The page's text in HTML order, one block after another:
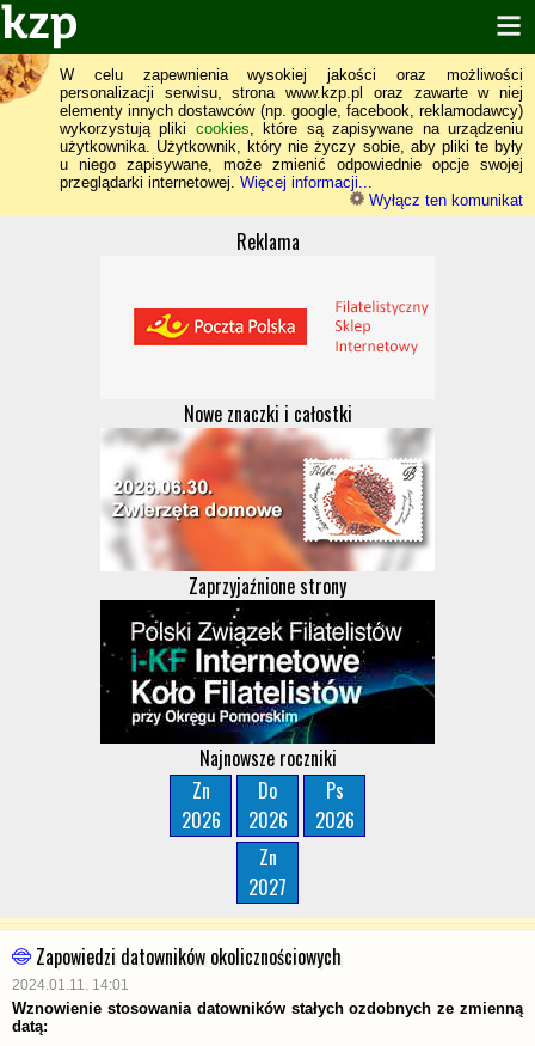
W celu zapewnienia wysokiej jakości oraz możliwości
personalizacji serwisu, strona www.kzp.pl oraz zawarte w niej
elementy innych dostawców (np. google, facebook, reklamodawcy)
wykorzystują pliki cookies, które są zapisywane na urządzeniu
użytkownika. Użytkownik, który nie życzy sobie, aby pliki te były
u niego zapisywane, może zmienić odpowiednie opcje swojej
przeglądarki internetowej. Więcej informacji...
Wyłącz ten komunikat
Reklama
Nowe znaczki i całostki
Zaprzyjaźnione strony
Najnowsze roczniki
Zn
2026
Do
2026
Ps
2026
Zn
2027
Zapowiedzi datowników okolicznościowych
2024.01.11. 14:01
Wznowienie stosowania datowników stałych ozdobnych ze zmienną
datą: